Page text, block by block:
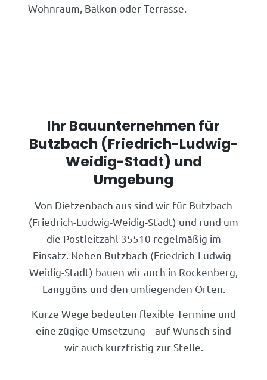
Wohnraum, Balkon oder Terrasse.
Ihr Bauunternehmen für
Butzbach (Friedrich-Ludwig-
Weidig-Stadt) und
Umgebung
Von Dietzenbach aus sind wir für Butzbach
(Friedrich-Ludwig-Weidig-Stadt) und rund um
die Postleitzahl 35510 regelmäßig im
Einsatz. Neben Butzbach (Friedrich-Ludwig-
Weidig-Stadt) bauen wir auch in Rockenberg,
Langgöns und den umliegenden Orten.
Kurze Wege bedeuten flexible Termine und
eine zügige Umsetzung – auf Wunsch sind
wir auch kurzfristig zur Stelle.